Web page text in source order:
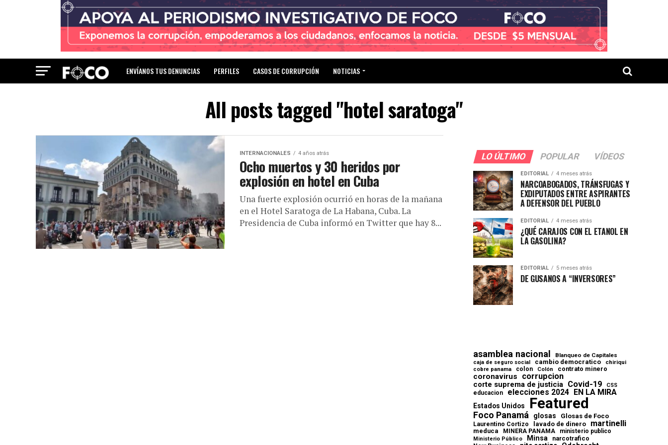
ENVÍANOS TUS DENUNCIAS PERFILES CASOS DE CORRUPCIÓN NOTICIAS
All posts tagged "hotel saratoga"
INTERNACIONALES 4 años atrás
Ocho muertos y 30 heridos por
explosión en hotel en Cuba
Una fuerte explosión ocurrió en horas de la mañana
en el Hotel Saratoga de La Habana, Cuba. La
Presidencia de Cuba informó en Twitter que hay 8...
LO ÚLTIMO POPULAR VÍDEOS
EDITORIAL 4 meses atrás
NARCOABOGADOS, TRÁNSFUGAS Y
EXDIPUTADOS ENTRE ASPIRANTES
A DEFENSOR DEL PUEBLO
EDITORIAL 4 meses atrás
¿QUÉ CARAJOS CON EL ETANOL EN
LA GASOLINA?
EDITORIAL 5 meses atrás
DE GUSANOS A “INVERSORES”
asamblea nacional Blanqueo de Capitales
caja de seguro social cambio democratico chiriqui
cobre panama colon Colón contrato minero
coronavirus corrupcion
corte suprema de justicia Covid-19 CSS
educacion elecciones 2024 EN LA MIRA
Estados Unidos Featured
Foco Panamá glosas Glosas de Foco
Laurentino Cortizo lavado de dinero martinelli
meduca MINERA PANAMA ministerio publico
Ministerio Público Minsa
narcotrafico